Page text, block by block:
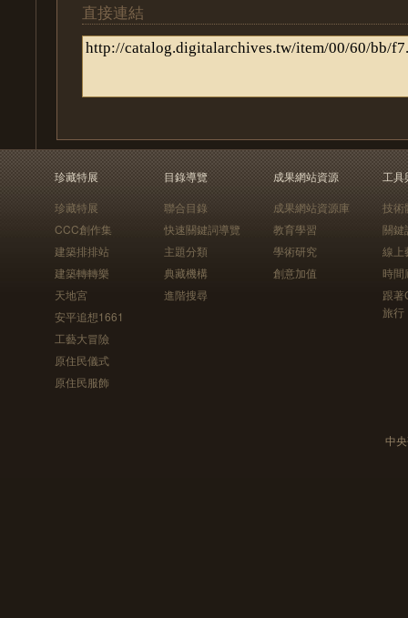
直接連結
珍藏特展
珍藏特展
CCC創作集
建築排排站
建築轉轉樂
天地宮
安平追想1661
工藝大冒險
原住民儀式
原住民服飾
目錄導覽
聯合目錄
快速關鍵詞導覽
主題分類
典藏機構
進階搜尋
成果網站資源
成果網站資源庫
教育學習
學術研究
創意加值
工具
技術
關鍵
線上
時間
跟
旅行
中